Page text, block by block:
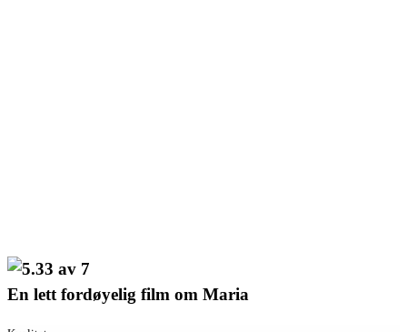
En lett fordøyelig film om Maria